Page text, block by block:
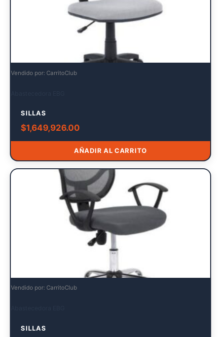
Vendido por: CarritoClub
SILLAS
$1,649,926.00
AÑADIR AL CARRITO
Vendido por: CarritoClub
SILLAS